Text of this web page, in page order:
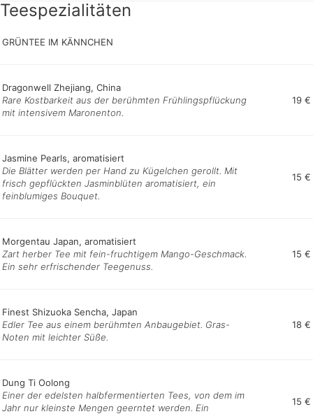
Teespezialitäten
GRÜNTEE IM KÄNNCHEN
Dragonwell Zhejiang, China
Rare Kostbarkeit aus der berühmten Frühlingspflückung
mit intensivem Maronenton.
19 €
Jasmine Pearls, aromatisiert
Die Blätter werden per Hand zu Kügelchen gerollt. Mit
frisch gepflückten Jasminblüten aromatisiert, ein
feinblumiges Bouquet.
15 €
Morgentau Japan, aromatisiert
Zart herber Tee mit fein-fruchtigem Mango-Geschmack.
Ein sehr erfrischender Teegenuss.
15 €
Finest Shizuoka Sencha, Japan
Edler Tee aus einem berühmten Anbaugebiet. Gras-
Noten mit leichter Süße.
18 €
Dung Ti Oolong
Einer der edelsten halbfermentierten Tees, von dem im
Jahr nur kleinste Mengen geerntet werden. Ein
15 €